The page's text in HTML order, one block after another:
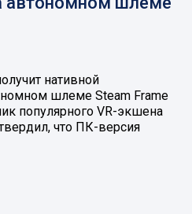
нативной
шлеме Steam Frame
популярного VR-экшена
что ПК-версия